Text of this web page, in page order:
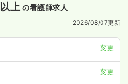
上 の看護師求人
2026/08/07更新
変更
変更